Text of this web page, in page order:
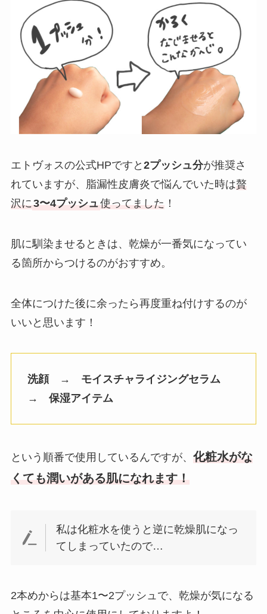
エトヴォスの公式HPですと 2プッシュ分が推奨さ
れていますが、脂漏性皮膚炎で悩んでいた時は贅
沢に 3〜4プッシュ使ってました ！
肌に馴染ませるときは、乾燥が一番気になってい
る箇所からつけるのがおすすめ。
全体につけた後に余ったら再度重ね付けするのが
いいと思います！
洗顔 → モイスチャライジングセラム
→ 保湿アイテム
という順番で使用しているんですが、 化粧水がな
くても潤いがある肌になれます！
私は化粧水を使うと逆に乾燥肌になっ
てしまっていたので…
2本めからは基本1〜2プッシュで、乾燥が気になる